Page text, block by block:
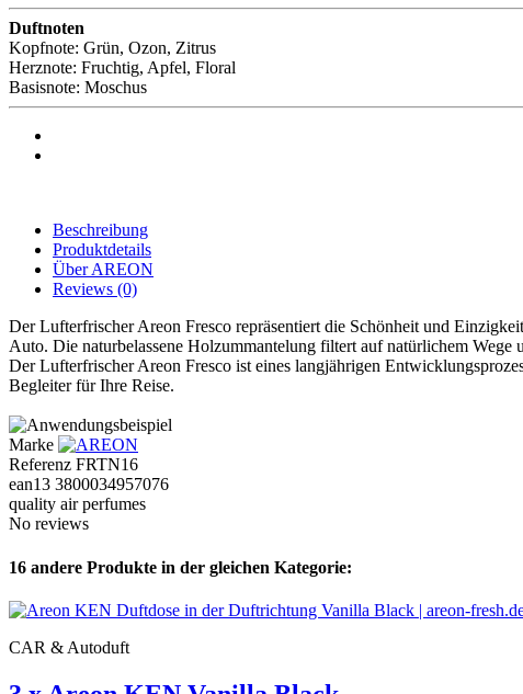
Duftnoten
Kopfnote: Grün, Ozon, Zitrus
Herznote: Fruchtig, Apfel, Floral
Basisnote: Moschus
Beschreibung
Produktdetails
Über AREON
Reviews (0)
Der Lufterfrischer Areon Fresco repräsentiert die Schönheit und
Auto. Die naturbelassene Holzummantelung filtert auf natürlichem
Der Lufterfrischer Areon Fresco ist eines langjährigen
Begleiter für Ihre Reise.
Marke
Referenz FRTN16
ean13 3800034957076
quality air perfumes
No reviews
16 andere Produkte in der gleichen Kategorie:
CAR & Autoduft